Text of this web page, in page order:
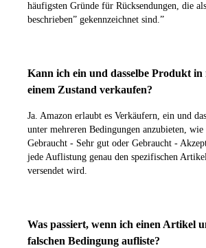
häufigsten Gründe für Rücksendungen, die
beschrieben” gekennzeichnet sind.”
Kann ich ein und dasselbe Produkt in
einem Zustand verkaufen?
Ja. Amazon erlaubt es Verkäufern, ein und
unter mehreren Bedingungen anzubieten,
Gebraucht - Sehr gut oder Gebraucht -
jede Auflistung genau den spezifischen
versendet wird.
Was passiert, wenn ich einen Artikel
falschen Bedingung aufliste?